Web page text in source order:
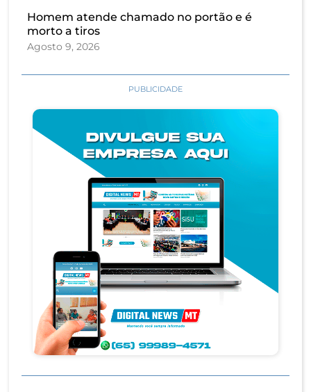
Homem atende chamado no portão e é
morto a tiros
Agosto 9, 2026
PUBLICIDADE